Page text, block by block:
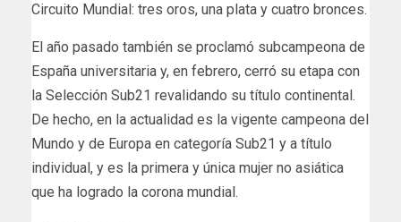
Circuito Mundial: tres oros, una plata y cuatro bronces.
El año pasado también se proclamó subcampeona de
España universitaria y, en febrero, cerró su etapa con
la Selección Sub21 revalidando su título continental.
De hecho, en la actualidad es la vigente campeona del
Mundo y de Europa en categoría Sub21 y a título
individual, y es la primera y única mujer no asiática
que ha logrado la corona mundial.